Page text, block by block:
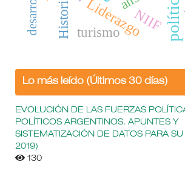
Liderazgo
Historia turismo NIIF
Lo más leído (Últimos 30 días)
EVOLUCIÓN DE LAS FUERZAS
POLÍTICOS ARGENTINOS. APUNTES Y
SISTEMATIZACIÓN DE DATOS PARA
2019)
130